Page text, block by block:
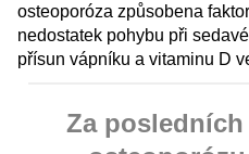
osteoporóza způsobena
nedostatek pohybu při
přísun vápníku a vitaminu D
Za